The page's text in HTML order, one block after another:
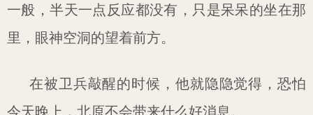
一般，半天一点反应都没有，只是呆呆的坐在那
里，眼神空洞的望着前方。
在被卫兵敲醒的时候，他就隐隐觉得，恐怕
今天晚上，北原不会带来什么好消息。